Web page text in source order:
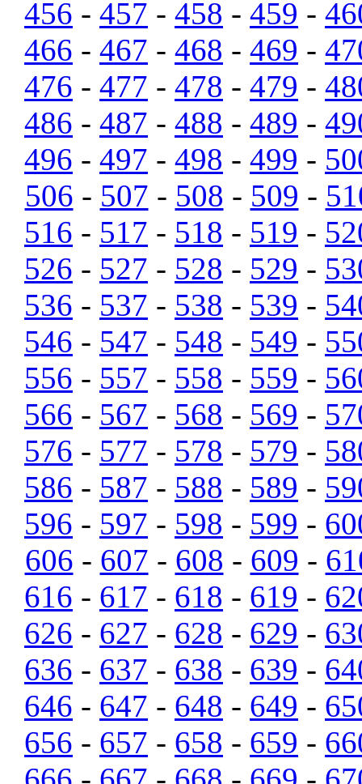
456 - 457 - 458 - 459 -
466 - 467 - 468 - 469 -
476 - 477 - 478 - 479 -
486 - 487 - 488 - 489 -
496 - 497 - 498 - 499 -
506 - 507 - 508 - 509 -
516 - 517 - 518 - 519 -
526 - 527 - 528 - 529 -
536 - 537 - 538 - 539 -
546 - 547 - 548 - 549 -
556 - 557 - 558 - 559 -
566 - 567 - 568 - 569 -
576 - 577 - 578 - 579 -
586 - 587 - 588 - 589 -
596 - 597 - 598 - 599 -
606 - 607 - 608 - 609 -
616 - 617 - 618 - 619 -
626 - 627 - 628 - 629 -
636 - 637 - 638 - 639 -
646 - 647 - 648 - 649 -
656 - 657 - 658 - 659 -